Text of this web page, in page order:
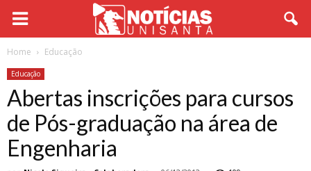
Home Educação
Educação
Abertas inscrições para cursos
de Pós-graduação na área de
Engenharia